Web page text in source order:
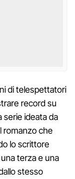
di telespettatori
record su
serie ideata da
romanzo che
lo scrittore
terza e una
stesso